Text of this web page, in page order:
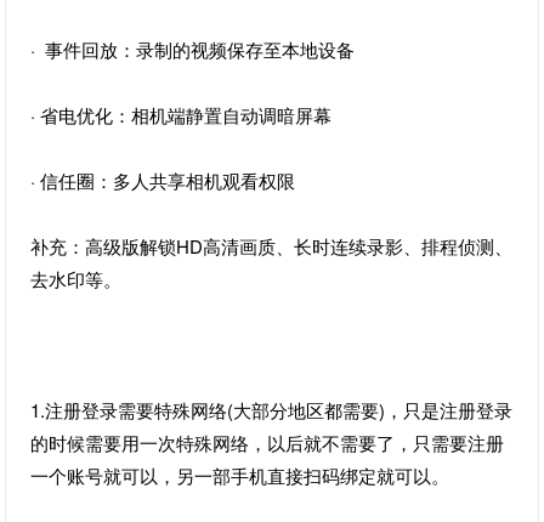
· 事件回放：录制的视频保存至本地设备
· 省电优化：相机端静置自动调暗屏幕
· 信任圈：多人共享相机观看权限
补充：高级版解锁HD高清画质、长时连续录影、排程侦测、
去水印等。
1.注册登录需要特殊网络(大部分地区都需要)，只是注册登录
的时候需要用一次特殊网络，以后就不需要了，只需要注册
一个账号就可以，另一部手机直接扫码绑定就可以。